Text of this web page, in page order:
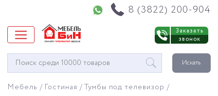
8 (3822) 200-904
Заказать
звонок
Окно
поиска
Искать
Мебель Гостиная
Тумбы под телевизор